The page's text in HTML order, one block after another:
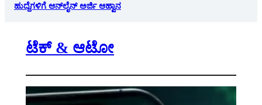
ಹುದ್ದೆಗಳಿಗೆ ಆನ್‌ಲೈನ್ ಅರ್ಜಿ ಆಹ್ವಾನ
ಟೆಕ್ & ಆಟೋ